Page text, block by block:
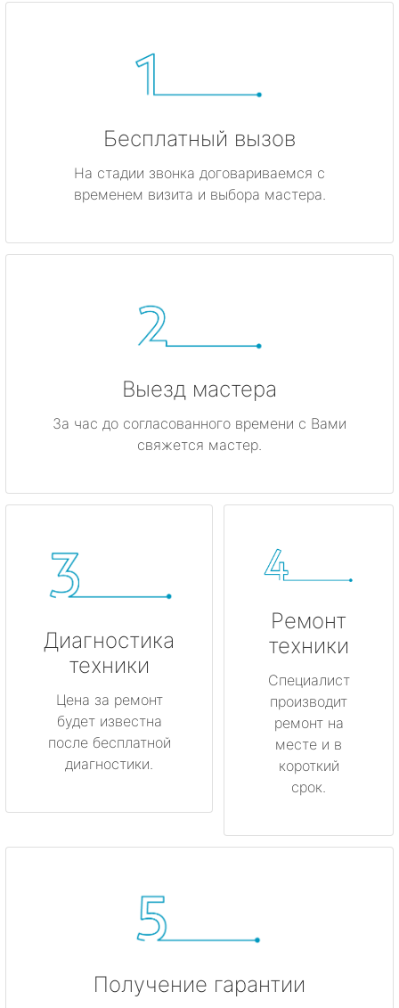
Бесплатный вызов
На стадии звонка договариваемся с
временем визита и выбора мастера.
Выезд мастера
За час до согласованного времени с Вами
свяжется мастер.
Диагностика
техники
Цена за ремонт
будет известна
после бесплатной
диагностики.
Ремонт
техники
Специалист
производит
ремонт на
месте и в
короткий
срок.
Получение гарантии